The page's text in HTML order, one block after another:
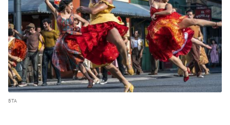
БТА